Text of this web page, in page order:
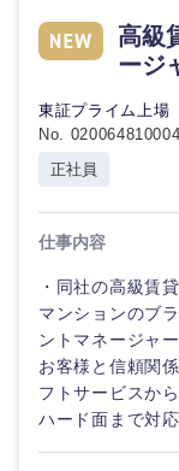
高級
ージ
東証プライム上
No.
正社員
仕事内容
・同社の高級賃
マンションのブ
ントマネージャ
お客様と信頼関
フトサービスか
ハード面まで対